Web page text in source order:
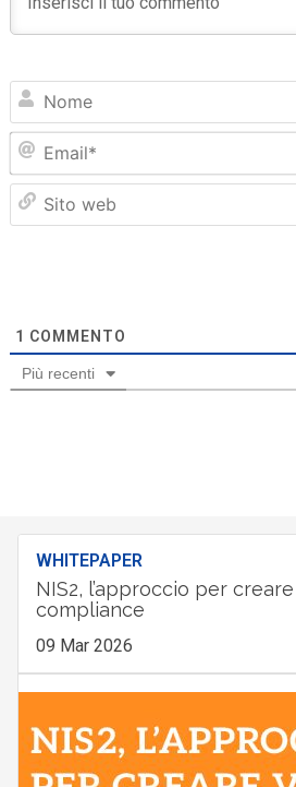
1 COMMENTO
Più recenti
WHITEPAPER
NIS2, l’approccio per
compliance
09 Mar 2026